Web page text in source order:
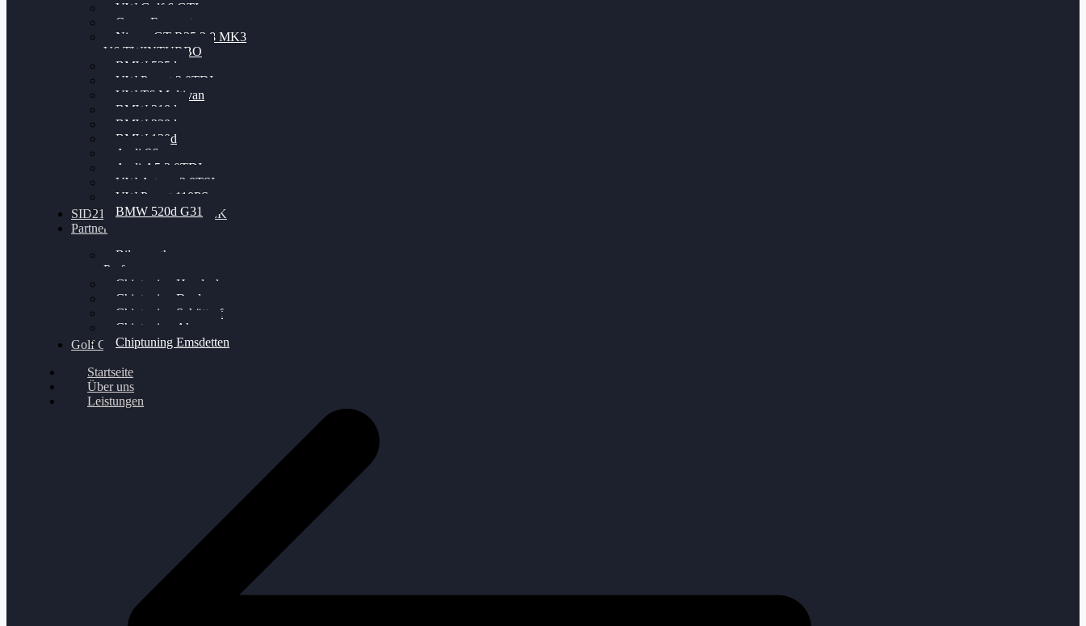
VW Golf 6 GTI
Cupra Formentor
Nissan GT-R35 3.8 MK3
V6 TWINTURBO
BMW 525d
VW Passat 2.0TDI
VW T6 Multivan
BMW 318d
BMW 320d
BMW 120d
Audi S6
Audi A5 3.0TDI
VW Arteon 2.0TSI
VW Passat 110PS
BMW 520d G31
SID212 / 212EVO UNLOCK
Partner
Bilgenroth
Performance
Chiptuning Herzlacke
Chiptuning Duelmen
Chiptuning Schüttorf
Chiptuning Ahaus
Chiptuning Emsdetten
Golf Gewinnspiel
Startseite
Über uns
Leistungen